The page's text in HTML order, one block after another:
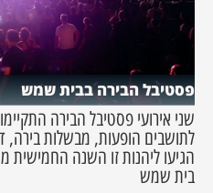
פסטיבל הבירה בבית שמש
שני אירועי פסטיבל הבירה
לתושבים הופעות, מבשלות בירה,
הגיעו ליהנות זו השנה
בית שמש